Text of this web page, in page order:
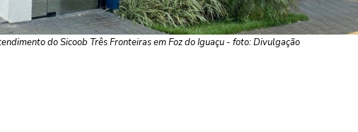
do Sicoob Três Fronteiras em Foz do Iguaçu - foto: Divulgação